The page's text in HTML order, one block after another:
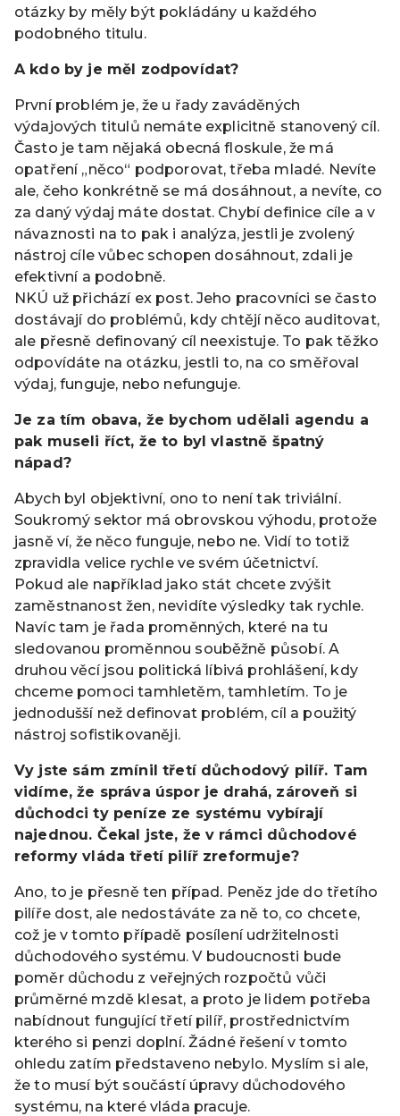
otázky by měly být pokládány u každého
podobného titulu.
A kdo by je měl zodpovídat?
První problém je, že u řady zaváděných
výdajových titulů nemáte explicitně stanovený cíl.
Často je tam nějaká obecná floskule, že má
opatření „něco“ podporovat, třeba mladé. Nevíte
ale, čeho konkrétně se má dosáhnout, a nevíte, co
za daný výdaj máte dostat. Chybí definice cíle a v
návaznosti na to pak i analýza‚ jestli je zvolený
nástroj cíle vůbec schopen dosáhnout, zdali je
efektivní a podobně.
NKÚ už přichází ex post. Jeho pracovníci se často
dostávají do problémů, kdy chtějí něco auditovat,
ale přesně definovaný cíl neexistuje. To pak těžko
odpovídáte na otázku, jestli to, na co směřoval
výdaj, funguje, nebo nefunguje.
Je za tím obava, že bychom udělali agendu a
pak museli říct, že to byl vlastně špatný
nápad?
Abych byl objektivní, ono to není tak triviální.
Soukromý sektor má obrovskou výhodu, protože
jasně ví, že něco funguje, nebo ne. Vidí to totiž
zpravidla velice rychle ve svém účetnictví.
Pokud ale například jako stát chcete zvýšit
zaměstnanost žen, nevidíte výsledky tak rychle.
Navíc tam je řada proměnných, které na tu
sledovanou proměnnou souběžně působí. A
druhou věcí jsou politická líbivá prohlášení, kdy
chceme pomoci tamhletěm, tamhletím. To je
jednodušší než definovat problém, cíl a použitý
nástroj sofistikovaněji.
Vy jste sám zmínil třetí důchodový pilíř. Tam
vidíme, že správa úspor je drahá, zároveň si
důchodci ty peníze ze systému vybírají
najednou. Čekal jste, že v rámci důchodové
reformy vláda třetí pilíř zreformuje?
Ano, to je přesně ten případ. Peněz jde do třetího
pilíře dost, ale nedostáváte za ně to, co chcete,
což je v tomto případě posílení udržitelnosti
důchodového systému. V budoucnosti bude
poměr důchodu z veřejných rozpočtů vůči
průměrné mzdě klesat, a proto je lidem potřeba
nabídnout fungující třetí pilíř, prostřednictvím
kterého si penzi doplní. Žádné řešení v tomto
ohledu zatím představeno nebylo. Myslím si ale,
že to musí být součástí úpravy důchodového
systému, na které vláda pracuje.